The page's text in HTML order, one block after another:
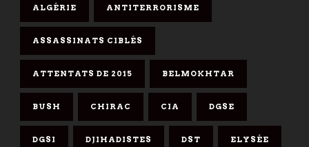
ALGÉRIE ANTITERRORISME
ASSASSINATS CIBLÉS
ATTENTATS DE 2015 BELMOKHTAR
BUSH CHIRAC CIA DGSE
DGSI DJIHADISTES DST ELYSÉE